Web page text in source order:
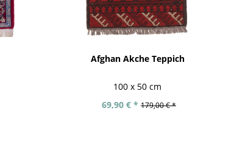
Afghan Akche Teppich
100 x 50 cm
69,90 € * 179,00 € *